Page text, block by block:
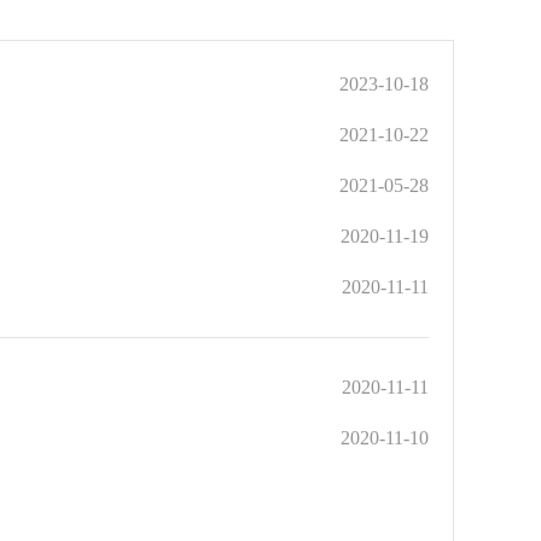
2023-10-18
2021-10-22
2021-05-28
2020-11-19
2020-11-11
2020-11-11
2020-11-10